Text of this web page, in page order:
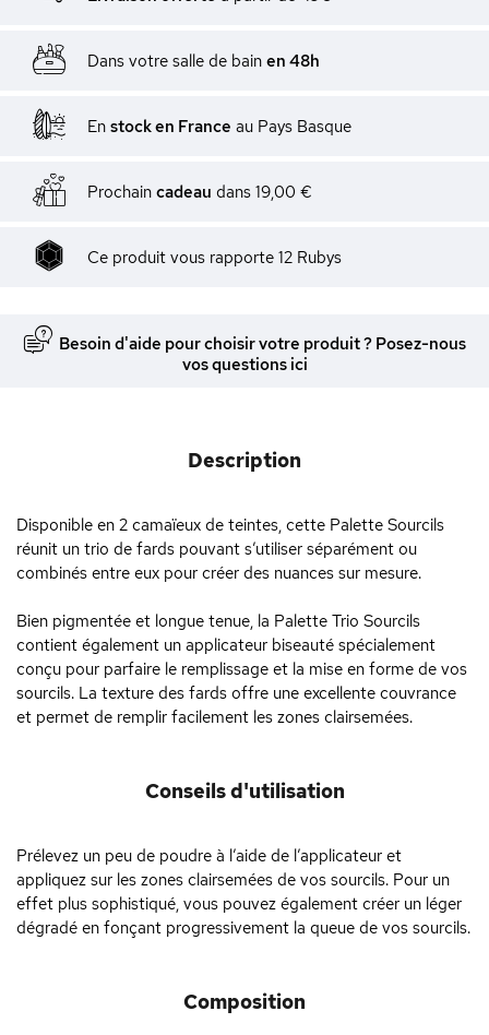
Dans votre salle de bain en 48h
En stock en France au Pays Basque
Prochain cadeau dans 19,00 €
Ce produit vous rapporte 12 Rubys
Besoin d'aide pour choisir votre produit ? Posez-nous
vos questions ici
Description
Disponible en 2 camaïeux de teintes, cette Palette Sourcils
réunit un trio de fards pouvant s’utiliser séparément ou
combinés entre eux pour créer des nuances sur mesure.
Bien pigmentée et longue tenue, la Palette Trio Sourcils
contient également un applicateur biseauté spécialement
conçu pour parfaire le remplissage et la mise en forme de vos
sourcils. La texture des fards offre une excellente couvrance
et permet de remplir facilement les zones clairsemées.
Conseils d'utilisation
Prélevez un peu de poudre à l’aide de l’applicateur et
appliquez sur les zones clairsemées de vos sourcils. Pour un
effet plus sophistiqué, vous pouvez également créer un léger
dégradé en fonçant progressivement la queue de vos sourcils.
Composition